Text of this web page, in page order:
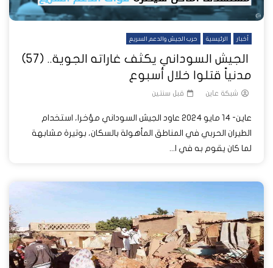
أخبار الرئيسية حرب الجيش والدعم السريع
الجيش السوداني يكثف غاراته الجوية.. (57)
مدنياً قتلوا خلال أسبوع
شبكة عاين قبل سنتين
عاين- 14 مايو 2024 عاود الجيش السوداني مؤخرا، استخدام
الطيران الحربي في المناطق المأهولة بالسكان، بوتيرة مشابهة
لما كان يقوم به في ا...